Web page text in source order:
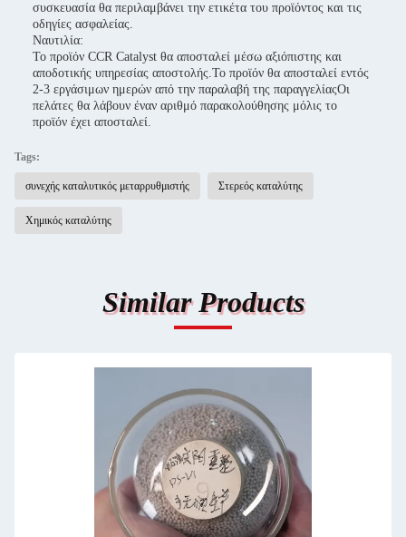
συσκευασία θα περιλαμβάνει την ετικέτα του προϊόντος και τις
οδηγίες ασφαλείας.
Ναυτιλία:
Το προϊόν CCR Catalyst θα αποσταλεί μέσω αξιόπιστης και
αποδοτικής υπηρεσίας αποστολής.Το προϊόν θα αποσταλεί εντός
2-3 εργάσιμων ημερών από την παραλαβή της παραγγελίαςΟι
πελάτες θα λάβουν έναν αριθμό παρακολούθησης μόλις το
προϊόν έχει αποσταλεί.
Tags:
συνεχής καταλυτικός μεταρρυθμιστής Στερεός καταλύτης
Χημικός καταλύτης
Similar Products